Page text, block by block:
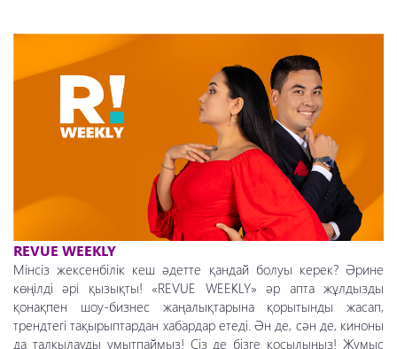
REVUE WEEKLY
Мінсіз жексенбілік кеш әдетте қандай болуы керек? Әрине
көңілді әрі қызықты! «REVUE WEEKLY» әр апта жұлдызды
қонақпен шоу-бизнес жаңалықтарына қорытынды жасап,
трендтегі тақырыптардан хабардар етеді. Ән де, сән де, киноны
да талқылауды ұмытпаймыз! Сіз де бізге қосылыңыз! Жұмыс